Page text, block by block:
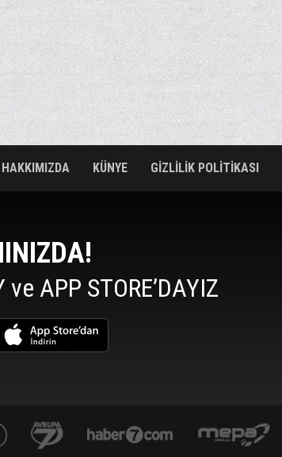
HAKKIMIZDA KÜNYE GİZLİLİK POLİTİKASI
ve APP STORE’DAYIZ
yasemin.com